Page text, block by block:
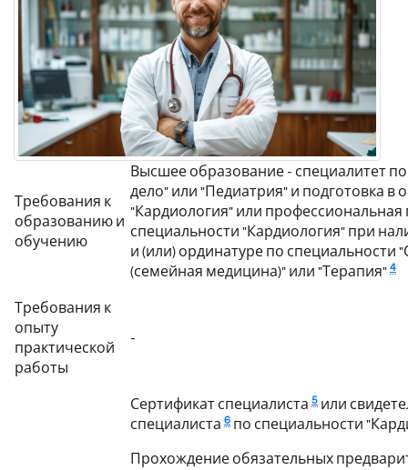
Требования к
образованию и
обучению
Высшее образование - специалитет
дело" или "Педиатрия" и подготовка в
"Кардиология" или профессиональная
специальности "Кардиология" при
и (или) ординатуре по специальности
(семейная медицина)" или "Терапия" 4
Требования к
опыту
практической
работы
-
Сертификат специалиста 5 или
специалиста 6 по специальности
Прохождение обязательных